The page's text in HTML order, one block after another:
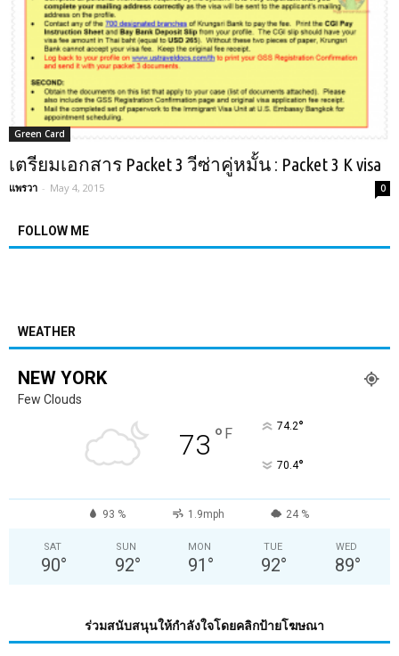
Green Card
เตรียมเอกสาร Packet 3 วีซ่าคู่หมั้น : Packet 3 K visa
แพรวา - May 4, 2015 0
FOLLOW ME
WEATHER
NEW YORK
Few Clouds
73 ° F 74.2°
70.4°
93 % 1.9mph 24 %
SAT
90°
SUN
92°
MON
91 °
TUE
92°
WED
89°
ร่วมสนับสนุนให้กำลังใจโดยคลิกป้ายโฆษณา